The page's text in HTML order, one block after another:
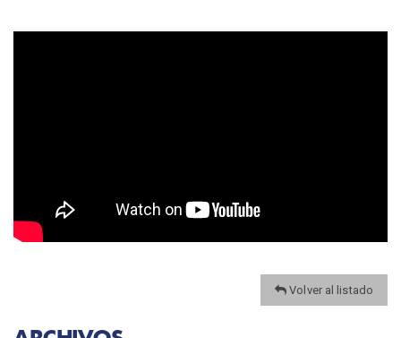
Volver al listado